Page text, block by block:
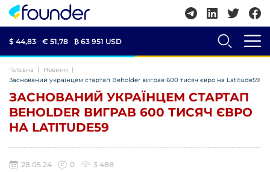
$ 44,83 € 51,78 ₿ 63 951 USD
Головна
Новини
Заснований українцем стартап Beholder виграв 600 тисяч євро на Latitude59
ЗАСНОВАНИЙ УКРАЇНЦЕМ СТАРТАП
BEHOLDER ВИГРАВ 600 ТИСЯЧ ЄВРО
НА LATITUDE59
28.05.24 0
3 488